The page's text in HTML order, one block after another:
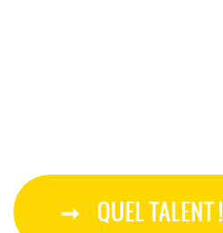
QUEL TALENT !